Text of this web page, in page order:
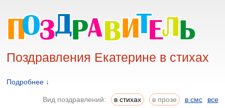
Поздравления Екатерине в стихах
Подробнее ↓
Вид поздравлений: в стихах в прозе в смс все